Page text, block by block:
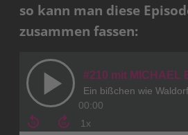
so kann man diese
zusammen fassen: